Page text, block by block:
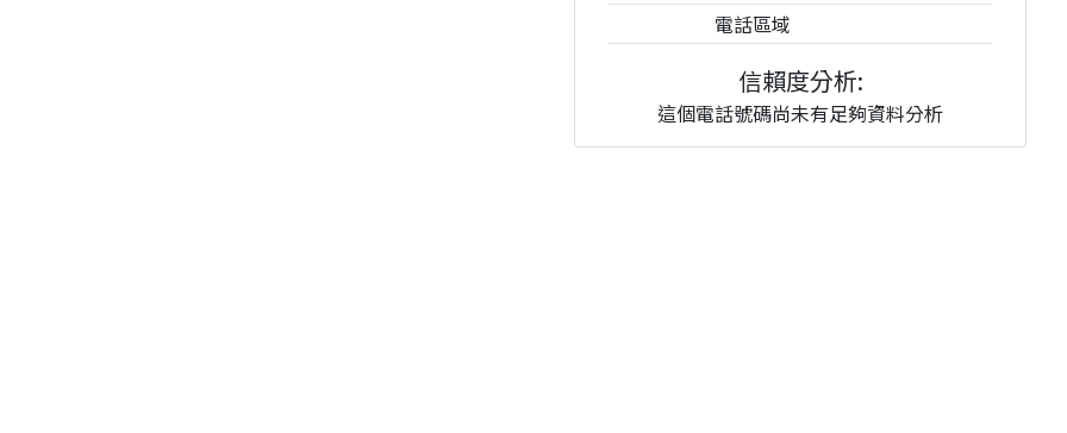
電話區域
信賴度分析:
這個電話號碼尚未有足夠資料分析